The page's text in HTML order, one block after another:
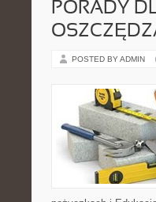
PORADY
POSTED BY ADMIN